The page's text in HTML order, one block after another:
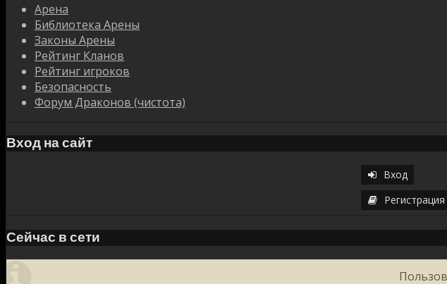
Арена
Библиотека Арены
Законы Арены
Рейтинг Кланов
Рейтинг игроков
Безопасность
Форум Драконов (чистота)
Вход на сайт
Вход
Регистрация
Сейчас в сети